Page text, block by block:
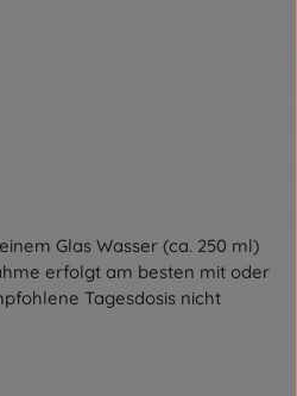
Glas Wasser (ca. 250 ml)
erfolgt am besten mit oder
Tagesdosis nicht